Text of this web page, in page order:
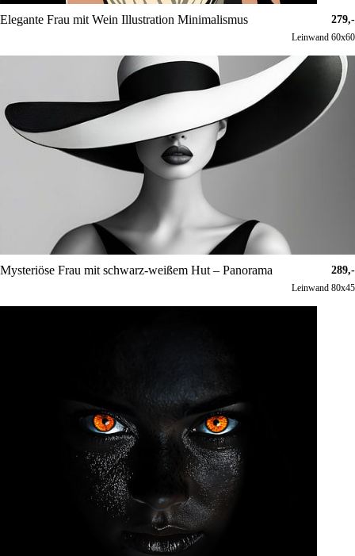
Elegante Frau mit Wein Illustration Minimalismus 279,-
Leinwand 60x60
Mysteriöse Frau mit schwarz-weißem Hut – Panorama 289,-
Leinwand 80x45